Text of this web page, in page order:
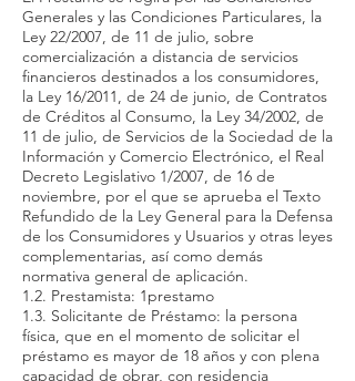
Generales y las Condiciones Particulares, la
Ley 22/2007, de 11 de julio, sobre
comercialización a distancia de servicios
financieros destinados a los consumidores,
la Ley 16/2011, de 24 de junio, de Contratos
de Créditos al Consumo, la Ley 34/2002, de
11 de julio, de Servicios de la Sociedad de la
Información y Comercio Electrónico, el Real
Decreto Legislativo 1/2007, de 16 de
noviembre, por el que se aprueba el Texto
Refundido de la Ley General para la Defensa
de los Consumidores y Usuarios y otras leyes
complementarias, así como demás
normativa general de aplicación.
1.2. Prestamista: 1prestamo
1.3. Solicitante de Préstamo: la persona
física, que en el momento de solicitar el
préstamo es mayor de 18 años y con plena
capacidad de obrar, con residencia